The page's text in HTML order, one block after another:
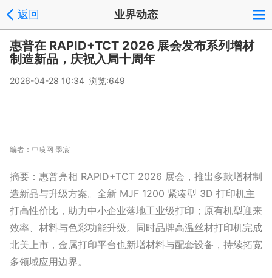
返回 业界动态
惠普在 RAPID+TCT 2026 展会发布系列增材
制造新品，庆祝入局十周年
2026-04-28 10:34 浏览:649
编者： 中喷网 墨宸
摘要：惠普亮相 RAPID+TCT 2026 展会，推出多款增材制
造新品与升级方案。全新 MJF 1200 紧凑型 3D 打印机主
打高性价比，助力中小企业落地工业级打印；原有机型迎来
效率、材料与色彩功能升级。同时品牌高温丝材打印机完成
北美上市，金属打印平台也新增材料与配套设备，持续拓宽
多领域应用边界。